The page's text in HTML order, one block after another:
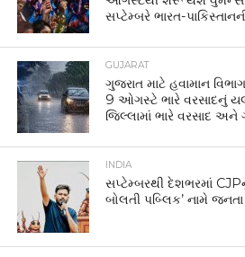
સપ્ટેમ્બરે ભારત-
GUJARAT
ગુજરાત માટે હવામાન
9 ઓગસ્ટે ભારે વરસાદનું
જિલ્લામાં ભારે વરસાદ
INDIA
સપ્ટેમ્બરથી દેશભરમાં
બોલતી પબ્લિક’ નામે